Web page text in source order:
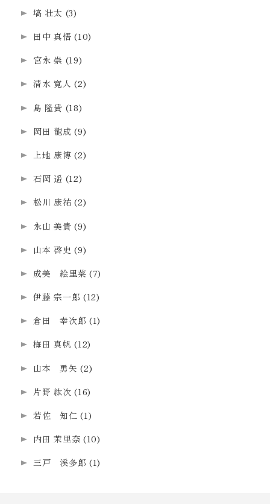
塙 壮太 (3)
田中 真悟 (10)
宮永 崇 (19)
清水 寛人 (2)
島 隆貴 (18)
岡田 龍成 (9)
上地 康博 (2)
石岡 遥 (12)
松川 康祐 (2)
永山 美貴 (9)
山本 啓史 (9)
成美 絵里菜 (7)
伊藤 宗一郎 (12)
倉田 幸次郎 (1)
梅田 真帆 (12)
山本 勇矢 (2)
片野 紘次 (16)
若佐 知仁 (1)
内田 茉里奈 (10)
三戸 渓多郎 (1)